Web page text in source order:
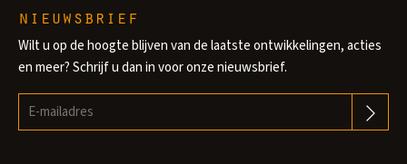
nieuwsbrief
Wilt u op de hoogte blijven van de laatste ontwikkelingen, acties
en meer? Schrijf u dan in voor onze nieuwsbrief.